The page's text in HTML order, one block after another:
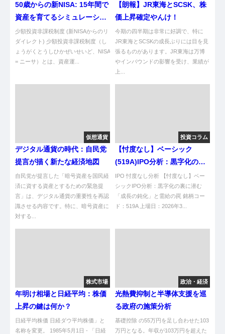
50歳からの新NISA: 15年間で
資産を育てるシミュレーショ
ン
少額投資非課税制度 (新NISAからのリ
ダイレクト) 少額投資非課税制度（し
ょうがくとうしひかぜいせいど、NISA
= ニーサ）とは、資産運...
【朗報】JR東海とSCSK、株
価上昇確定やんけ！
今期の四半期は非常に好調で、特に
JR東海とSCSKの成長ぶりには目を見
張るものがあります。JR東海は万博
やインバウンドの影響を受け、業績が
上...
仮想通貨
デジタル通貨の時代：自民党
提言が描く新たな経済地図
自民党が提言した「暗号資産を国民経
済に資する資産とするための緊急提
言」は、デジタル通貨の重要性を再認
識させる内容です。特に、暗号資産に
対する...
投資コラム
【忖度なし】ベーシック
(519A)IPO分析：黒字化の裏
に潜む「成長の鈍化」と需給
の罠
IPO 忖度なし分析 【忖度なし】ベー
シックIPO分析：黒字化の裏に潜む
「成長の鈍化」と需給の罠 銘柄コー
ド：519A 上場日：2026年3...
株式市場
年明け相場と日経平均：株価
上昇の鍵は何か？
日経平均株価 日経ダウ平均株価」と
名称を変更。 1985年5月1日 - 「日経
政治・経済
光熱費抑制と半導体支援を巡
る政府の施策分析
基礎控除 の55万円を足し合わせた103
万円となる。年収が103万円を超えた